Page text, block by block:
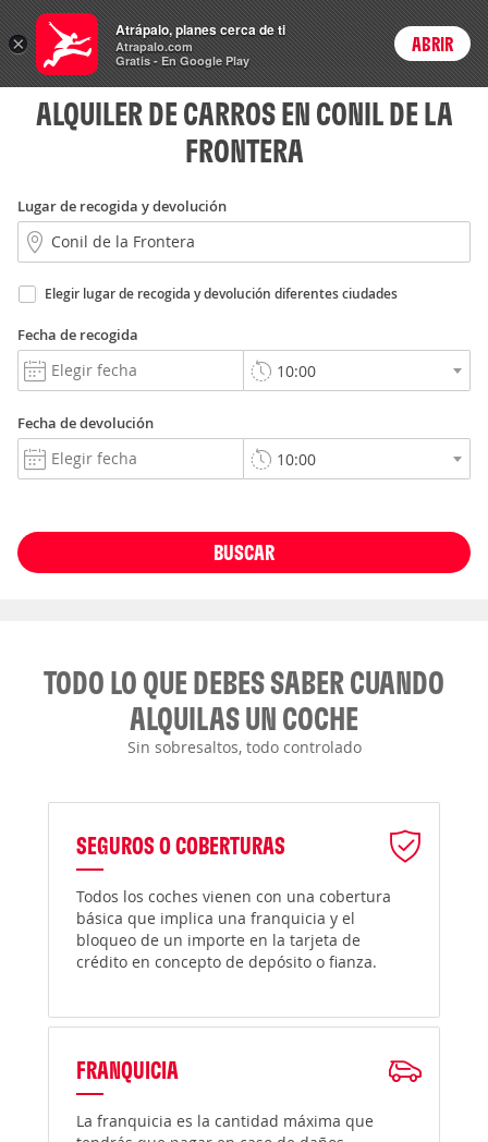
Rent
a Car Login
ALQUILER DE CARROS EN CONIL DE LA
FRONTERA
Lugar de recogida y devolución
Elegir lugar de recogida y devolución diferentes ciudades
Fecha de recogida
Fecha de devolución
BUSCAR
TODO LO QUE DEBES SABER CUANDO
ALQUILAS UN COCHE
Sin sobresaltos, todo controlado
SEGUROS O COBERTURAS
Todos los coches vienen con una cobertura
básica que implica una franquicia y el
bloqueo de un importe en la tarjeta de
crédito en concepto de depósito o fianza.
FRANQUICIA
La franquicia es la cantidad máxima que
×
Atrápalo, planes cerca de ti
Atrapalo.com
Gratis - En Google Play
ABRIR